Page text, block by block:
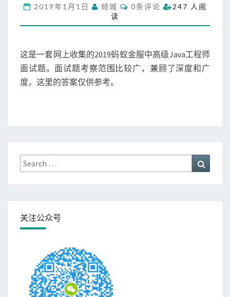
蚂
蚁
中
高
程
师
2019年1月1日 倾城
C
O
M
T
S
0条评论
247 人阅
读
这是一套网上收集的2019蚂蚁金服中高级Java工程师
面试题。面试题考察范围比较广，兼顾了深度和广
度，这里的答案仅供参考。
Search
for:
关注公众号